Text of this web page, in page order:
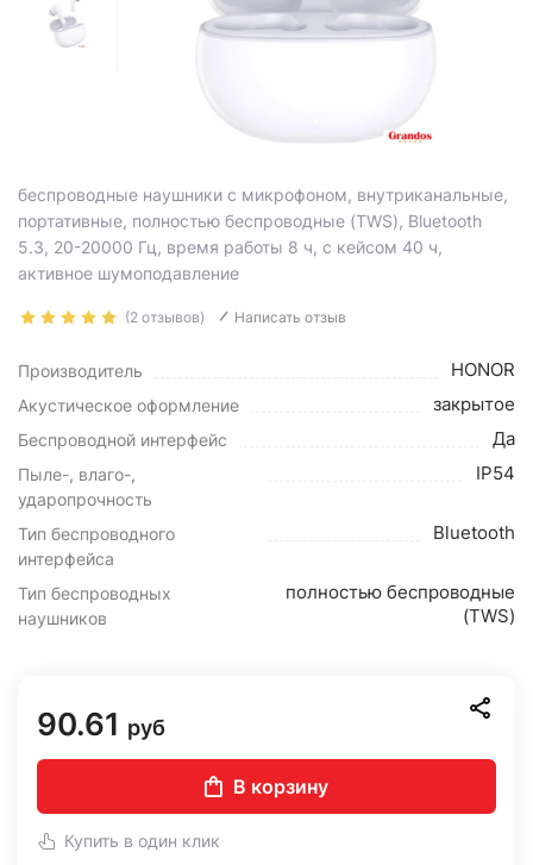
беспроводные наушники с микрофоном, внутриканальные,
портативные, полностью беспроводные (TWS), Bluetooth
5.3, 20-20000 Гц, время работы 8 ч, с кейсом 40 ч,
активное шумоподавление
(2 отзывов) Написать отзыв
Производитель HONOR
Акустическое оформление закрытое
Беспроводной интерфейс Да
Пыле-, влаго-,
ударопрочность
IP54
Тип беспроводного
интерфейса
Bluetooth
Тип беспроводных
наушников
полностью беспроводные
(TWS)
90.61 руб
В корзину
Купить в один клик